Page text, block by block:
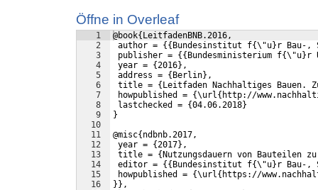
Öffne in Overleaf
1
2
3
4
5
6
7
8
9
10
11
12
13
14
15
16
@book{LeitfadenBNB.2016,
author = {{Bundesinstitut f{\"u}r Bau-,
publisher = {{Bundesministerium f{\"u}r
year = {2016},
address = {Berlin},
title = {Leitfaden Nachhaltiges Bauen.
howpublished = {\url{http://
lastchecked = {04.06.2018}
}
@misc{ndbnb.2017,
year = {2017},
title = {Nutzungsdauern von Bauteilen
editor = {{Bundesinstitut f{\"u}r Bau-,
howpublished = {\url{https://
}},